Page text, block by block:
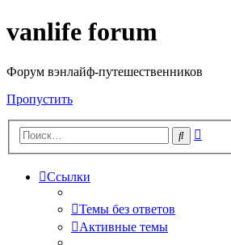
vanlife forum
Форум вэнлайф-путешественников
Пропустить
Поиск
Ссылки
Темы без ответов
Активные темы